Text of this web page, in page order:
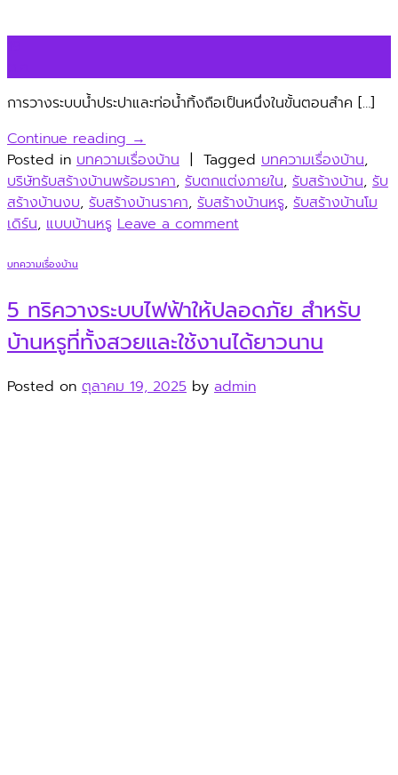
การวางระบบน้ำประปาและท่อน้ำทิ้งถือเป็นหนึ่งในขั้นตอนสำค […]
Continue reading→
Posted in บทความเรื่องบ้าน | Tagged บทความเรื่องบ้าน,
บริษัทรับสร้างบ้านพร้อมราคา, รับตกแต่งภายใน, รับสร้างบ้าน, รับ
สร้างบ้านงบ, รับสร้างบ้านราคา, รับสร้างบ้านหรู, รับสร้างบ้านโม
เดิร์น, แบบบ้านหรู Leave a comment
บทความเรื่องบ้าน
5 ทริควางระบบไฟฟ้าให้ปลอดภัย สำหรับ
บ้านหรูที่ทั้งสวยและใช้งานได้ยาวนาน
Posted on ตุลาคม 19, 2025 by admin